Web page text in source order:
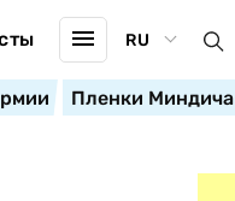
RU
Пленки Миндича